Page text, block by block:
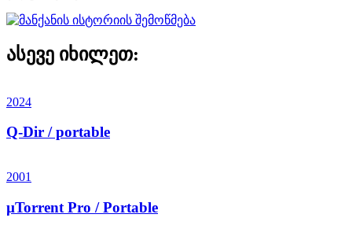
ასევე იხილეთ:
2024
Q-Dir / portable
2001
µTorrent Pro / Portable